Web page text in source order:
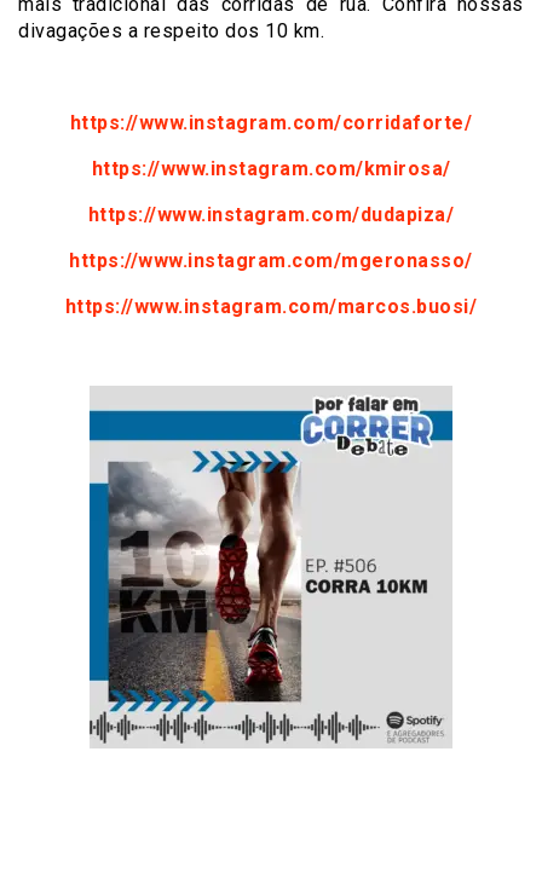
divagações a respeito dos 10 km.
https://www.instagram.com/corridaforte/
https://www.instagram.com/kmirosa/
https://www.instagram.com/dudapiza/
https://www.instagram.com/mgeronasso/
https://www.instagram.com/marcos.buosi/